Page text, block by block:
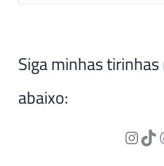
Siga minhas
abaixo: